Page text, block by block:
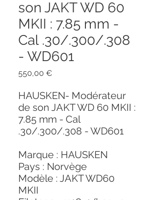
son JAKT WD 60
MKII : 7.85 mm -
Cal .30/.300/.308
- WD601
550,00 €
HAUSKEN- Modérateur
de son JAKT WD 60 MKII :
7.85 mm - Cal
.30/.300/.308 - WD601
Marque : HAUSKEN
Pays : Norvège
Modèle : JAKT WD60
MKII